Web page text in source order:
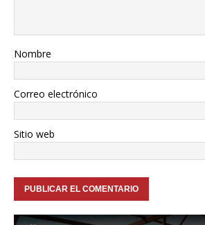
Nombre
Correo electrónico
Sitio web